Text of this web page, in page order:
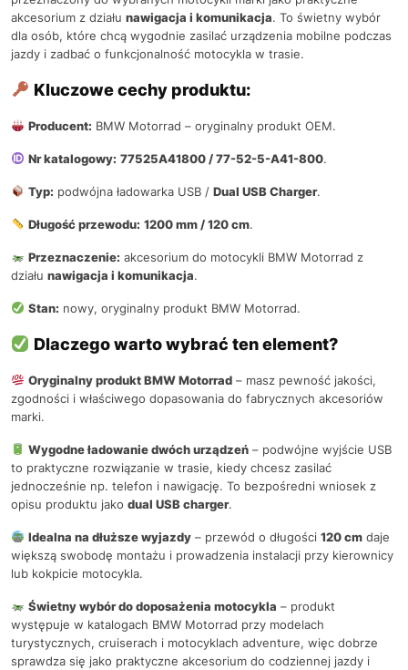
akcesorium z działu nawigacja i komunikacja. To świetny wybór
dla osób, które chcą wygodnie zasilać urządzenia mobilne podczas
jazdy i zadbać o funkcjonalność motocykla w trasie.
Kluczowe cechy produktu:
Producent: BMW Motorrad – oryginalny produkt OEM.
Nr katalogowy: 77525A41800 / 77-52-5-A41-800.
Typ: podwójna ładowarka USB / Dual USB Charger.
Długość przewodu: 1200 mm / 120 cm.
Przeznaczenie: akcesorium do motocykli BMW Motorrad z
działu nawigacja i komunikacja.
Stan: nowy, oryginalny produkt BMW Motorrad.
Dlaczego warto wybrać ten element?
Oryginalny produkt BMW Motorrad– masz pewność jakości,
zgodności i właściwego dopasowania do fabrycznych akcesoriów
marki.
Wygodne ładowanie dwóch urządzeń– podwójne wyjście USB
to praktyczne rozwiązanie w trasie, kiedy chcesz zasilać
jednocześnie np. telefon i nawigację. To bezpośredni wniosek z
opisu produktu jako dual USB charger.
Idealna na dłuższe wyjazdy– przewód o długości 120 cmdaje
większą swobodę montażu i prowadzenia instalacji przy kierownicy
lub kokpicie motocykla.
Świetny wybór do doposażenia motocykla – produkt
występuje w katalogach BMW Motorrad przy modelach
turystycznych, cruiserach i motocyklach adventure, więc dobrze
sprawdza się jako praktyczne akcesorium do codziennej jazdy i